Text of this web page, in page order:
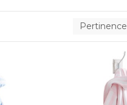
Pertinence